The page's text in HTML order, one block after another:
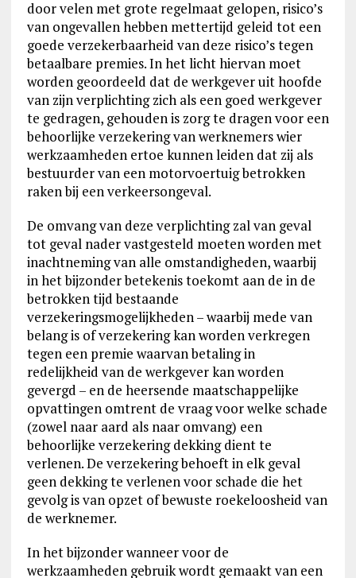
door velen met grote regelmaat gelopen, risico’s
van ongevallen hebben mettertijd geleid tot een
goede verzekerbaarheid van deze risico’s tegen
betaalbare premies. In het licht hiervan moet
worden geoordeeld dat de werkgever uit hoofde
van zijn verplichting zich als een goed werkgever
te gedragen, gehouden is zorg te dragen voor een
behoorlijke verzekering van werknemers wier
werkzaamheden ertoe kunnen leiden dat zij als
bestuurder van een motorvoertuig betrokken
raken bij een verkeersongeval.
De omvang van deze verplichting zal van geval
tot geval nader vastgesteld moeten worden met
inachtneming van alle omstandigheden, waarbij
in het bijzonder betekenis toekomt aan de in de
betrokken tijd bestaande
verzekeringsmogelijkheden – waarbij mede van
belang is of verzekering kan worden verkregen
tegen een premie waarvan betaling in
redelijkheid van de werkgever kan worden
gevergd – en de heersende maatschappelijke
opvattingen omtrent de vraag voor welke schade
(zowel naar aard als naar omvang) een
behoorlijke verzekering dekking dient te
verlenen. De verzekering behoeft in elk geval
geen dekking te verlenen voor schade die het
gevolg is van opzet of bewuste roekeloosheid van
de werknemer.
In het bijzonder wanneer voor de
werkzaamheden gebruik wordt gemaakt van een